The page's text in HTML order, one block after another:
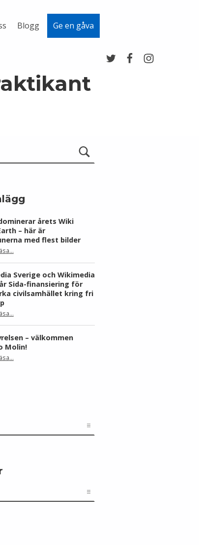
Blogg Ge en gåva
årets Wiki
– här är
med flest bilder
“Skåne dominerar årets Wiki Loves Earth – här är kommunerna med flest bilder”
…
Sverige och Wikimedia
Sida-finansiering för
civilsamhället kring fri
“Wikimedia Sverige och Wikimedia Brasil får Sida-finansiering för att stärka civilsamhället kring fri kunskap”
…
– välkommen
Molin!
“Ny i styrelsen – välkommen Antonio Molin!”
…